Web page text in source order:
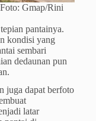
Gmap/Rini
pantainya.
kondisi yang
sembari
dedaunan pun
juga dapat berfoto
latar